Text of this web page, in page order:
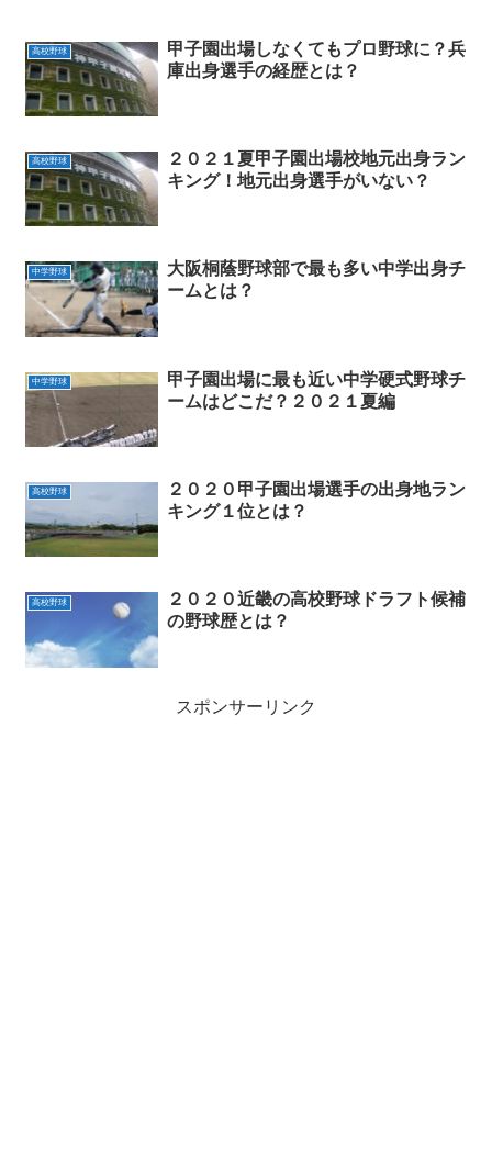
高校野球
甲子園出場しなくてもプロ野球に？兵
庫出身選手の経歴とは？
高校野球
２０２１夏甲子園出場校地元出身ラン
キング！地元出身選手がいない？
中学野球
大阪桐蔭野球部で最も多い中学出身チ
ームとは？
中学野球
甲子園出場に最も近い中学硬式野球チ
ームはどこだ？２０２１夏編
高校野球
２０２０甲子園出場選手の出身地ラン
キング１位とは？
高校野球
２０２０近畿の高校野球ドラフト候補
の野球歴とは？
スポンサーリンク